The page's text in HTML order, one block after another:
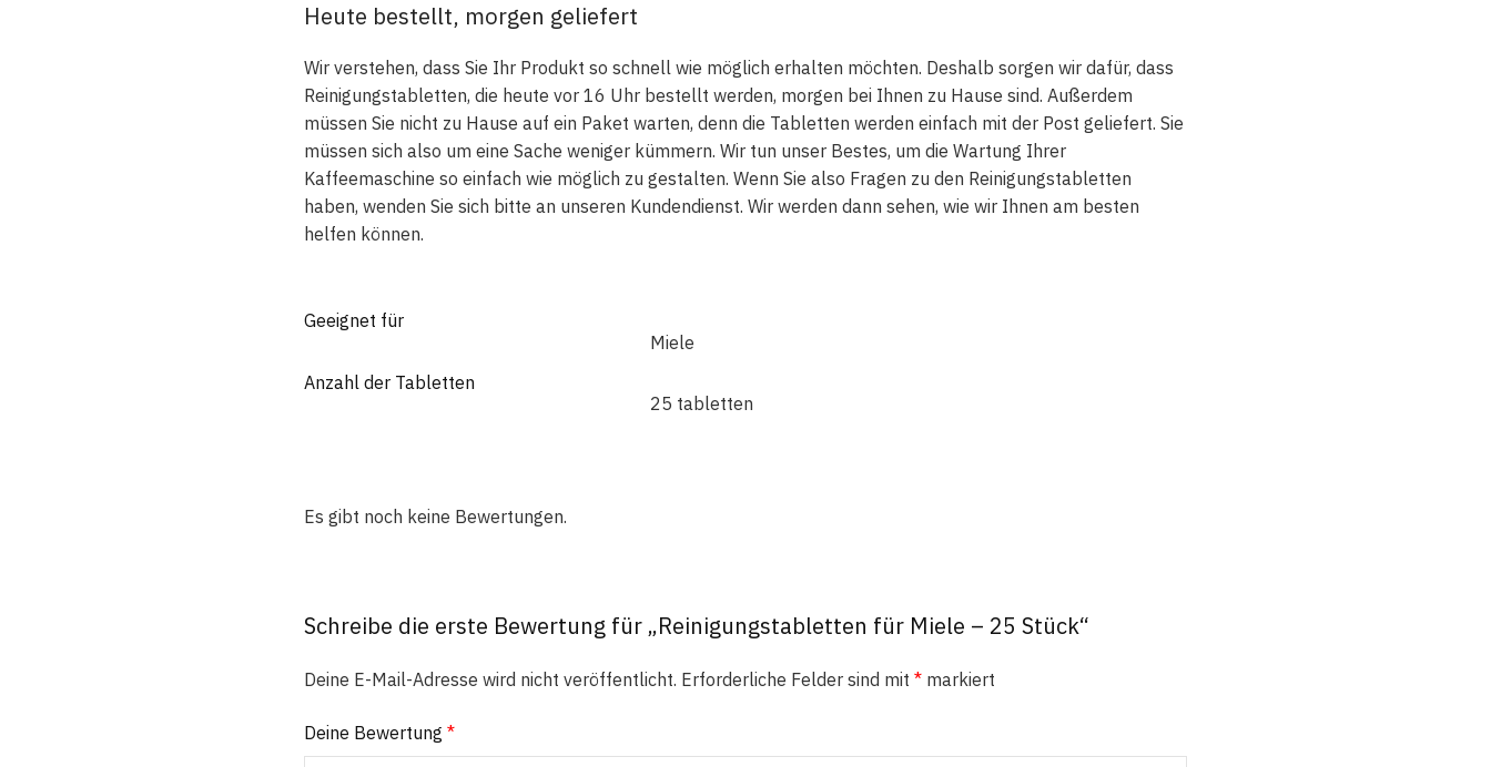
Heute bestellt, morgen geliefert
Wir verstehen, dass Sie Ihr Produkt so schnell wie möglich erhalten möchten. Deshalb sorgen wir dafür, dass
Reinigungstabletten, die heute vor 16 Uhr bestellt werden, morgen bei Ihnen zu Hause sind. Außerdem
müssen Sie nicht zu Hause auf ein Paket warten, denn die Tabletten werden einfach mit der Post geliefert. Sie
müssen sich also um eine Sache weniger kümmern. Wir tun unser Bestes, um die Wartung Ihrer
Kaffeemaschine so einfach wie möglich zu gestalten. Wenn Sie also Fragen zu den Reinigungstabletten
haben, wenden Sie sich bitte an unseren Kundendienst. Wir werden dann sehen, wie wir Ihnen am besten
helfen können.
Geeignet für
Miele
Anzahl der Tabletten
25 tabletten
Es gibt noch keine Bewertungen.
Schreibe die erste Bewertung für „Reinigungstabletten für Miele – 25 Stück“
Deine E-Mail-Adresse wird nicht veröffentlicht. Erforderliche Felder sind mit *markiert
Deine Bewertung *